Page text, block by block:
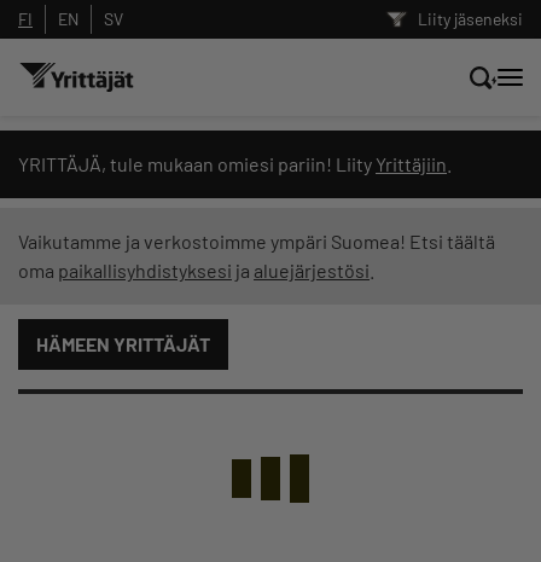
Liity jäseneksi
FI EN SV
YRITTÄJÄ, tule mukaan omiesi pariin! Liity Yrittäjiin
Vaikutamme ja verkostoimme ympäri Suomea! Etsi täältä
oma paikallisyhdistyksesi ja aluejärjestösi
HÄMEEN YRITTÄJÄT
Hae sivustolta tai kysy suoraan
Yrittäjien tekoälyltä
Suodata hakutuloksia: näytä kaikki sisältö